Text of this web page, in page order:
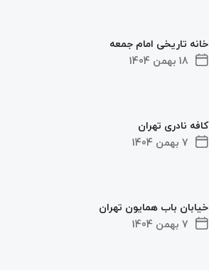
18 بهمن 1404
خانه تاریخی امام جمعه
7 بهمن 1404
کافه نادری تهران
7 بهمن 1404
خیابان باب همایون تهران